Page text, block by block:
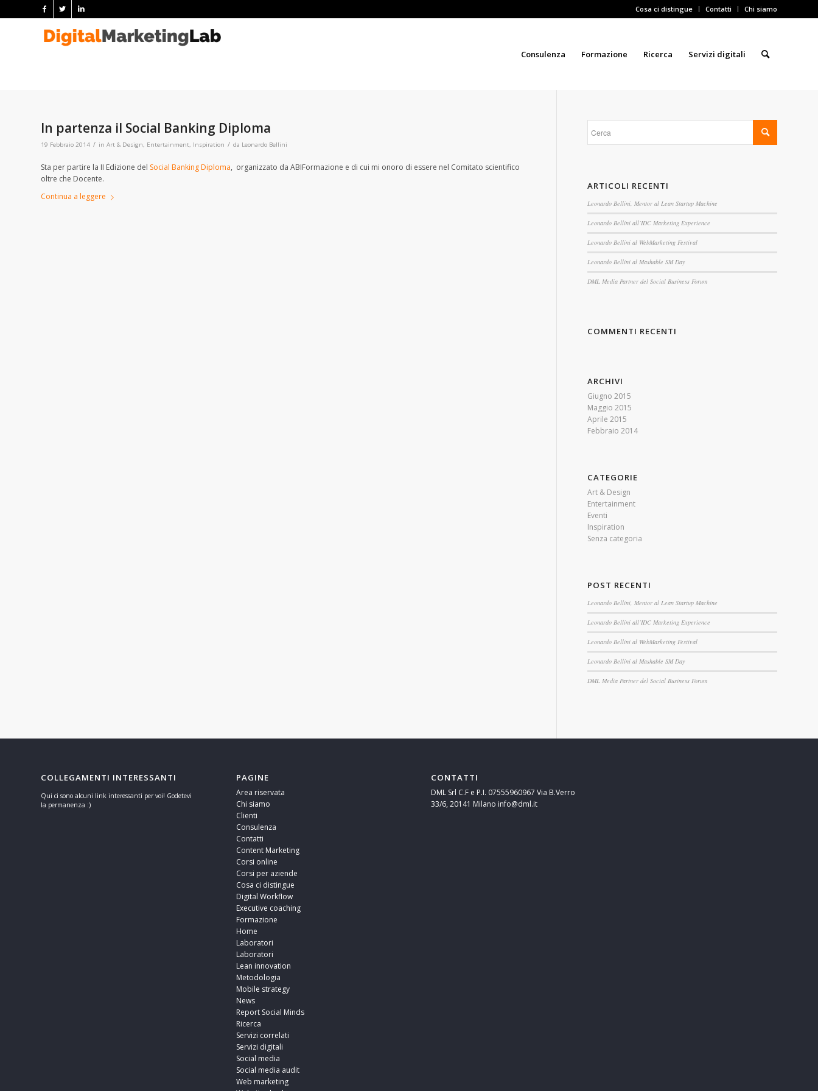
Cosa ci distingue Contatti Chi siamo
Consulenza Formazione Ricerca Servizi digitali
In partenza il Social Banking Diploma
19 Febbraio 2014 / in Art & Design, Entertainment, Inspiration / da Leonardo Bellini
Sta per partire la II Edizione del Social Banking Diploma, organizzato da ABIFormazione e di cui mi onoro di essere nel Comitato scientifico
oltre che Docente.
Continua a leggere
ARTICOLI RECENTI
Leonardo Bellini, Mentor al Lean Startup Machine
Leonardo Bellini all’IDC Marketing Experience
Leonardo Bellini al WebMarketing Festival
Leonardo Bellini al Mashable SM Day
DML Media Partner del Social Business Forum
COMMENTI RECENTI
ARCHIVI
Giugno 2015
Maggio 2015
Aprile 2015
Febbraio 2014
CATEGORIE
Art & Design
Entertainment
Eventi
Inspiration
Senza categoria
POST RECENTI
Leonardo Bellini, Mentor al Lean Startup Machine
Leonardo Bellini all’IDC Marketing Experience
Leonardo Bellini al WebMarketing Festival
Leonardo Bellini al Mashable SM Day
DML Media Partner del Social Business Forum
COLLEGAMENTI INTERESSANTI
Qui ci sono alcuni link interessanti per voi! Godetevi
la permanenza :)
PAGINE
Area riservata
Chi siamo
Clienti
Consulenza
Contatti
Content Marketing
Corsi online
Corsi per aziende
Cosa ci distingue
Digital Workflow
Executive coaching
Formazione
Home
Laboratori
Laboratori
Lean innovation
Metodologia
Mobile strategy
News
Report Social Minds
Ricerca
Servizi correlati
Servizi digitali
Social media
Social media audit
Web marketing
CONTATTI
DML Srl C.F e P.I. 07555960967 Via B.Verro
33/6, 20141 Milano info@dml.it